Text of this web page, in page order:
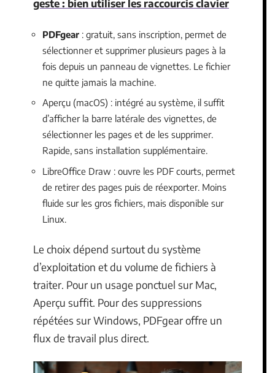
geste : bien utiliser les raccourcis clavier
PDFgear : gratuit, sans inscription, permet de
sélectionner et supprimer plusieurs pages à la
fois depuis un panneau de vignettes. Le fichier
ne quitte jamais la machine.
Aperçu (macOS) : intégré au système, il suffit
d’afficher la barre latérale des vignettes, de
sélectionner les pages et de les supprimer.
Rapide, sans installation supplémentaire.
LibreOffice Draw : ouvre les PDF courts, permet
de retirer des pages puis de réexporter. Moins
fluide sur les gros fichiers, mais disponible sur
Linux.
Le choix dépend surtout du système
d’exploitation et du volume de fichiers à
traiter. Pour un usage ponctuel sur Mac,
Aperçu suffit. Pour des suppressions
répétées sur Windows, PDFgear offre un
flux de travail plus direct.